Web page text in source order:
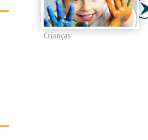
Crianças